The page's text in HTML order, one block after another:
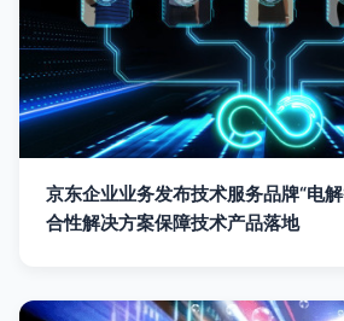
京东企业业务发布技术服务品牌“电
合性解决方案保障技术产品落地